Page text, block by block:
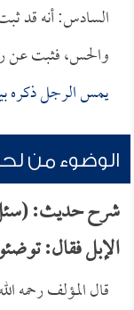
السادس: أنه قد
والحس، فثبت عن
يمس الرجل ذكره
الوضوء من
شرح حديث: (سئل
الإبل فقال:
قال المؤلف رحمه